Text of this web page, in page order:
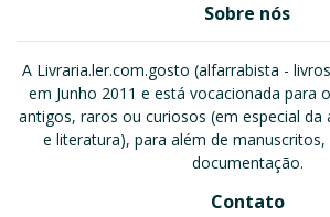
Sobre nós
A Livraria.ler.com.gosto (alfarrabista -
em Junho 2011 e está vocacionada para
antigos, raros ou curiosos (em especial da
e literatura), para além de
documentação.
Contato